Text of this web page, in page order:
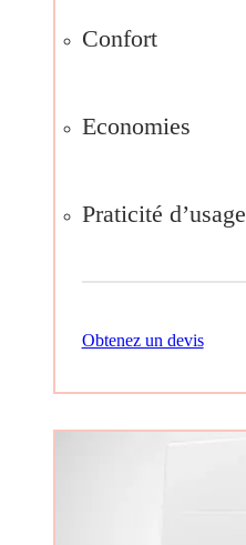
Confort
Economies
Praticité d’usage
Obtenez un devis